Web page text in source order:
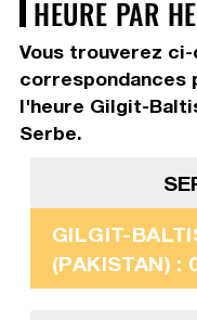
HEURE PAR
Vous trouverez
correspondances
l'heure Gilgit-
Serbe.
GILGIT-
(PAKISTAN) :